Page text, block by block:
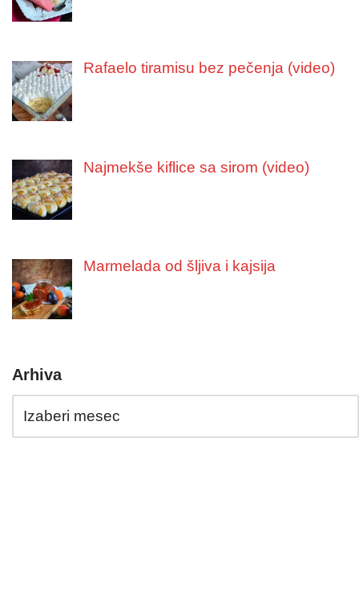
Rafaelo tiramisu bez pečenja (video)
Najmekše kiflice sa sirom (video)
Marmelada od šljiva i kajsija
Arhiva